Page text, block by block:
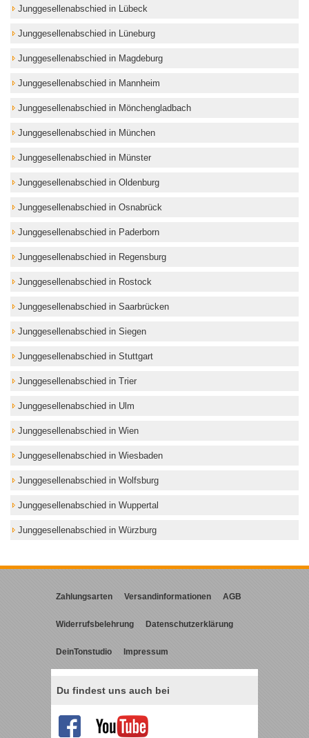
Junggesellenabschied in Lübeck
Junggesellenabschied in Lüneburg
Junggesellenabschied in Magdeburg
Junggesellenabschied in Mannheim
Junggesellenabschied in Mönchengladbach
Junggesellenabschied in München
Junggesellenabschied in Münster
Junggesellenabschied in Oldenburg
Junggesellenabschied in Osnabrück
Junggesellenabschied in Paderborn
Junggesellenabschied in Regensburg
Junggesellenabschied in Rostock
Junggesellenabschied in Saarbrücken
Junggesellenabschied in Siegen
Junggesellenabschied in Stuttgart
Junggesellenabschied in Trier
Junggesellenabschied in Ulm
Junggesellenabschied in Wien
Junggesellenabschied in Wiesbaden
Junggesellenabschied in Wolfsburg
Junggesellenabschied in Wuppertal
Junggesellenabschied in Würzburg
Zahlungsarten Versandinformationen AGB
Widerrufsbelehrung Datenschutzerklärung
DeinTonstudio Impressum
Du findest uns auch bei